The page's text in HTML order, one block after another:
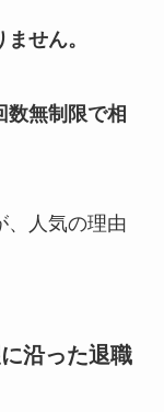
せん。
数無制限で相
、人気の理由
沿った退職